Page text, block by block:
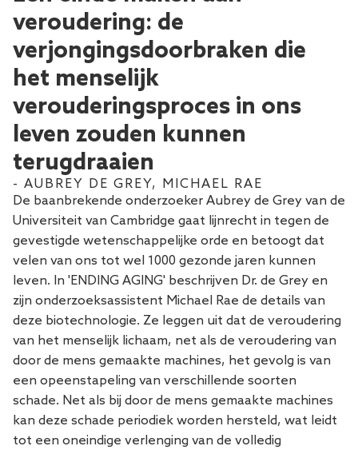
veroudering: de
verjongingsdoorbraken die
het menselijk
verouderingsproces in ons
leven zouden kunnen
terugdraaien
- AUBREY DE GREY, MICHAEL RAE
De baanbrekende onderzoeker Aubrey de Grey van de
Universiteit van Cambridge gaat lijnrecht in tegen de
gevestigde wetenschappelijke orde en betoogt dat
velen van ons tot wel 1000 gezonde jaren kunnen
leven. In 'ENDING AGING' beschrijven Dr. de Grey en
zijn onderzoeksassistent Michael Rae de details van
deze biotechnologie. Ze leggen uit dat de veroudering
van het menselijk lichaam, net als de veroudering van
door de mens gemaakte machines, het gevolg is van
een opeenstapeling van verschillende soorten
schade. Net als bij door de mens gemaakte machines
kan deze schade periodiek worden hersteld, wat leidt
tot een oneindige verlenging van de volledig